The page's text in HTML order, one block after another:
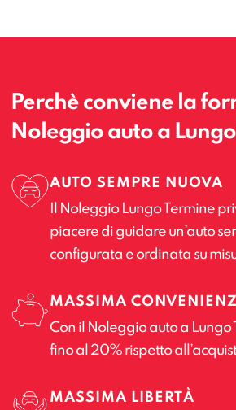
Perchè conviene la
Noleggio auto a
AUTO SEMPRE NUOVA
Il Noleggio Lungo Termine
piacere di guidare un’auto
configurata e ordinata su
MASSIMA
Con il Noleggio auto a Lungo
fino al 20% rispetto
MASSIMA LIBERTÀ